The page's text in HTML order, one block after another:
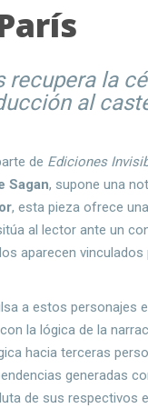
la
al
de Ediciones
Sagan, supone una
, esta pieza ofrece
al lector ante un
aparecen
a estos personajes
la lógica de la
hacia terceras
generadas
de sus respectivos